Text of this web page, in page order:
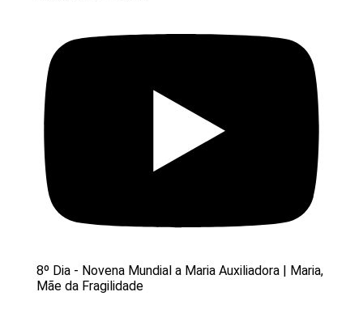
8º Dia - Novena Mundial a Maria Auxiliadora | Maria,
Mãe da Fragilidade